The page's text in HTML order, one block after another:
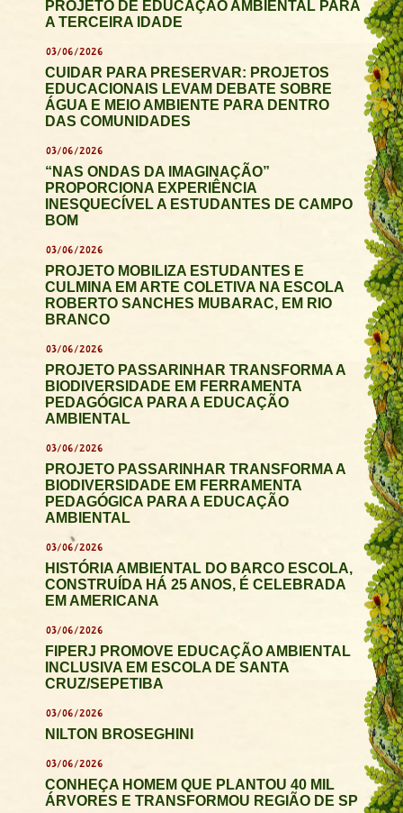
PROJETO DE EDUCAÇÃO AMBIENTAL PARA
A TERCEIRA IDADE
03/06/2026
CUIDAR PARA PRESERVAR: PROJETOS
EDUCACIONAIS LEVAM DEBATE SOBRE
ÁGUA E MEIO AMBIENTE PARA DENTRO
DAS COMUNIDADES
03/06/2026
“NAS ONDAS DA IMAGINAÇÃO”
PROPORCIONA EXPERIÊNCIA
INESQUECÍVEL A ESTUDANTES DE CAMPO
BOM
03/06/2026
PROJETO MOBILIZA ESTUDANTES E
CULMINA EM ARTE COLETIVA NA ESCOLA
ROBERTO SANCHES MUBARAC, EM RIO
BRANCO
03/06/2026
PROJETO PASSARINHAR TRANSFORMA A
BIODIVERSIDADE EM FERRAMENTA
PEDAGÓGICA PARA A EDUCAÇÃO
AMBIENTAL
03/06/2026
PROJETO PASSARINHAR TRANSFORMA A
BIODIVERSIDADE EM FERRAMENTA
PEDAGÓGICA PARA A EDUCAÇÃO
AMBIENTAL
03/06/2026
HISTÓRIA AMBIENTAL DO BARCO ESCOLA,
CONSTRUÍDA HÁ 25 ANOS, É CELEBRADA
EM AMERICANA
03/06/2026
FIPERJ PROMOVE EDUCAÇÃO AMBIENTAL
INCLUSIVA EM ESCOLA DE SANTA
CRUZ/SEPETIBA
03/06/2026
NILTON BROSEGHINI
03/06/2026
CONHEÇA HOMEM QUE PLANTOU 40 MIL
ÁRVORES E TRANSFORMOU REGIÃO DE SP